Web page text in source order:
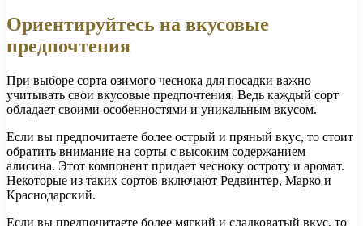
Ориентируйтесь на вкусовые
предпочтения
При выборе сорта озимого чеснока для посадки важно
учитывать свои вкусовые предпочтения. Ведь каждый сорт
обладает своими особенностями и уникальным вкусом.
Если вы предпочитаете более острый и пряный вкус, то стоит
обратить внимание на сорты с высоким содержанием
алисина. Этот компонент придает чесноку остроту и аромат.
Некоторые из таких сортов включают Редвинтер, Марко и
Краснодарский.
Если вы предпочитаете более мягкий и сладковатый вкус, то